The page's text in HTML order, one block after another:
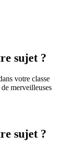
sujet ?
votre classe
merveilleuses
sujet ?